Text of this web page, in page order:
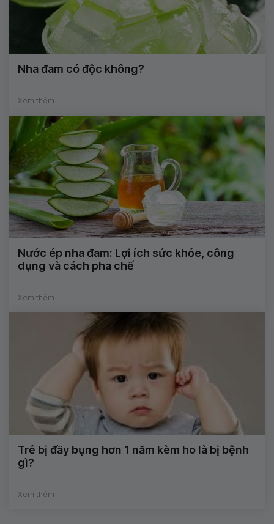
Nha đam có độc không?
Xem thêm
Nước ép nha đam: Lợi ích sức khỏe, công
dụng và cách pha chế
Xem thêm
Trẻ bị đầy bụng hơn 1 năm kèm ho là bị bệnh
gì?
Xem thêm